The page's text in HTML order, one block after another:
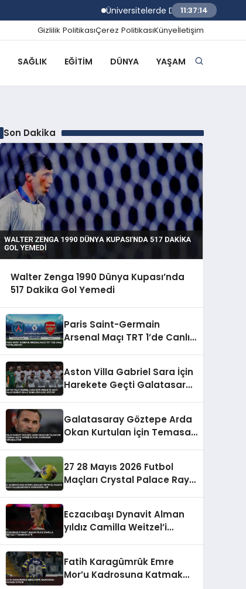
Üniversitelerde Dumansız Kampüs
11:37:15
Gizlilik PolitikasıÇerez PolitikasıKünyeİletişim
SAĞLIK EĞITIM DÜNYA YAŞAM
Son Dakika
Walter Zenga 1990 Dünya Kupası’nda
517 Dakika Gol Yemedi
Paris Saint-Germain
Arsenal Maçı TRT 1’de Canlı
Aston Villa Gabriel Sara İçin
Harekete Geçti Galatasaray
Galatasaray Göztepe Arda
Okan Kurtulan İçin Temasa
27 28 Mayıs 2026 Futbol
Maçları Crystal Palace Rayo
Eczacıbaşı Dynavit Alman
yıldız Camilla Weitzel’i
Fatih Karagümrük Emre
Mor’u Kadrosuna Katmak